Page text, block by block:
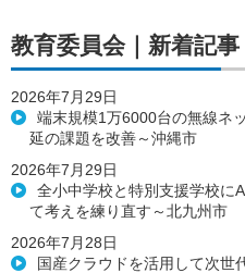
教育委員会｜新着記事
2026年7月29日
端末規模1万6000台の無線ネ
延の課題を改善～沖縄市
2026年7月29日
全小中学校と特別支援学校に
て考えを練り直す～北九州市
2026年7月28日
国産クラウドを活用して次世